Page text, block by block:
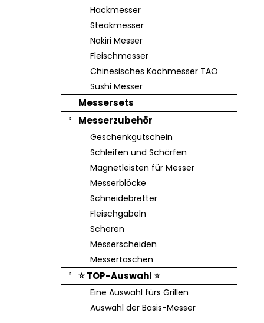
Hackmesser
Steakmesser
Nakiri Messer
Fleischmesser
Chinesisches Kochmesser TAO
Sushi Messer
Messersets
Messerzubehör
Geschenkgutschein
Schleifen und Schärfen
Magnetleisten für Messer
Messerblöcke
Schneidebretter
Fleischgabeln
Scheren
Messerscheiden
Messertaschen
⭐ TOP-Auswahl ⭐
Eine Auswahl fürs Grillen
Auswahl der Basis-Messer